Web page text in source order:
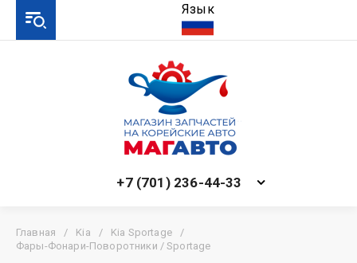
+7 (701) 236-44-33
Главная / Kia / Kia Sportage
/
Фары-Фонари-Поворотники / Sportage
Язык